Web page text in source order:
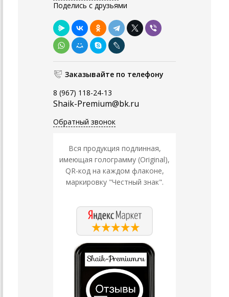
Поделись с друзьями
Заказывайте по телефону
8 (967) 118-24-13
Shaik-Premium@bk.ru
Обратный звонок
Вся продукция подлинная,
имеющая голограмму (Original),
QR-код на каждом флаконе,
маркировку "Честный знак".